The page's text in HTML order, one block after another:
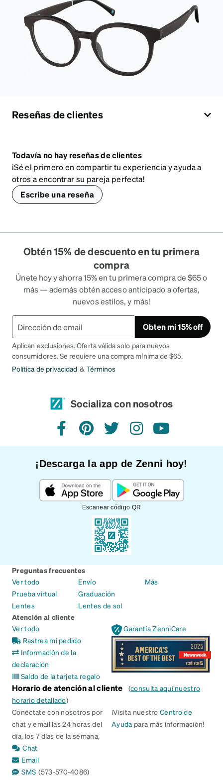
Reseñas de clientes
Todavía no hay reseñas de clientes
¡Sé el primero en compartir tu experiencia y ayuda a
otros a encontrar su pareja perfecta!
Escribe una reseña
Obtén 15% de descuento en tu primera
compra
Únete hoy y ahorra 15% en tu primera compra de $65 o
más — además obtén acceso anticipado a ofertas,
nuevos estilos, y más!
Obten mi 15% off
Aplican exclusiones. Oferta válida solo para nuevos
consumidores. Se requiere una compra mínima de $65.
Política de privacidad & Términos
Socializa con nosotros
FacebookPinterestTwitterInstagramYouTube
¡Descarga la app de Zenni hoy!
Escanear código QR
Preguntas frecuentes
Ver todo
Prueba virtual
Lentes
Envío
Graduación
Lentes de sol
Más
Atención al cliente
Ver todo
Rastrea mi pedido
Información de la
declaración
Saldo de la tarjeta regalo
Garantía ZenniCare
Horario de atención al cliente (consulta aquí nuestro
horario detallado)
Conéctate con nosotros por
chat y email las 24 horas del
día, los 7 días de la semana,
Chat
Email
SMS (573-570-4086)
¡Visita nuestroCentro de
Ayuda para más información!